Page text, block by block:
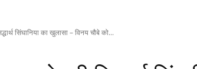
सिंघानिया का खुलासा – विनय चौबे को...